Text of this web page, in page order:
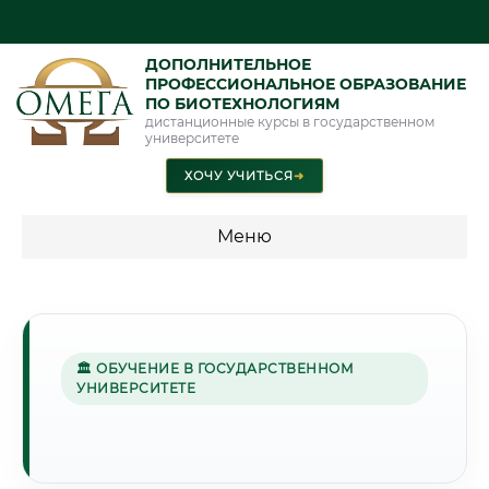
ДОПОЛНИТЕЛЬНОЕ
ПРОФЕССИОНАЛЬНОЕ ОБРАЗОВАНИЕ
ПО БИОТЕХНОЛОГИЯМ
дистанционные курсы в государственном
университете
ХОЧУ УЧИТЬСЯ➜
Меню
🏛 ОБУЧЕНИЕ В ГОСУДАРСТВЕННОМ
УНИВЕРСИТЕТЕ